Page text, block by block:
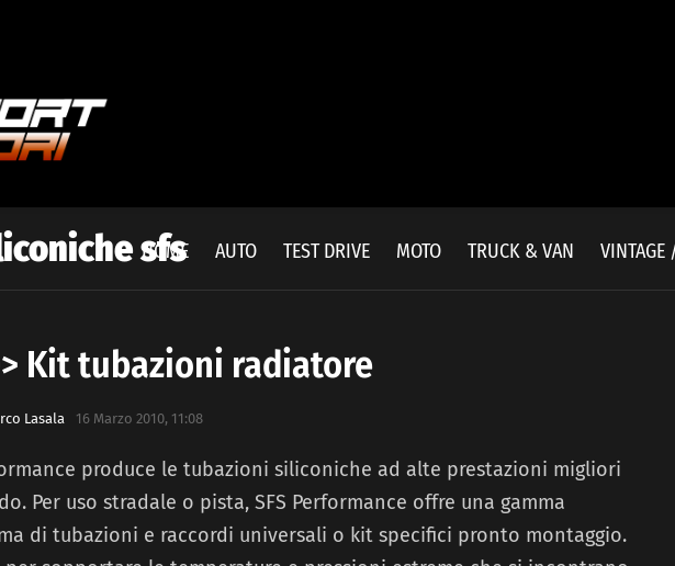
HOME AUTO TEST DRIVE MOTO TRUCK & VAN VINTAGE
sfs
Kit tubazioni radiatore
Lasala 16 Marzo 2010, 11:08
produce le tubazioni siliconiche ad alte prestazioni migliori
Per uso stradale o pista, SFS Performance offre una gamma
di tubazioni e raccordi universali o kit specifici pronto montaggio.